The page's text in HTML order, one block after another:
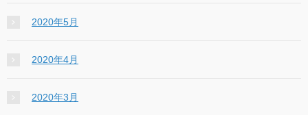
2020年5月
2020年4月
2020年3月